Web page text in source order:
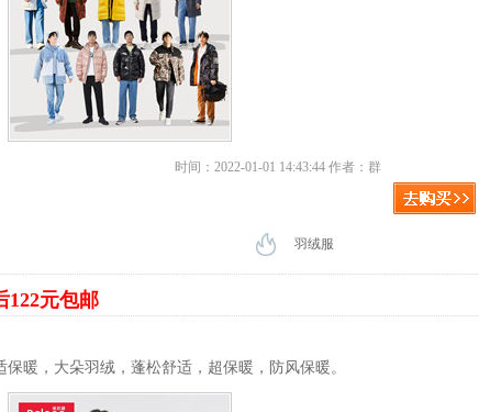
时间：2022-01-01 14:43:44 作者：群
羽绒服
122元包邮
暖，大朵羽绒，蓬松舒适，超保暖，防风保暖。